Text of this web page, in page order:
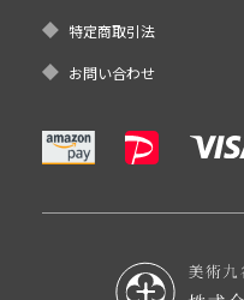
特定商取引法
お問い合わせ